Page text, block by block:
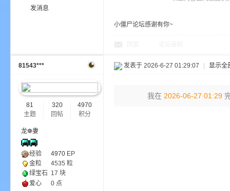
发消息
小僵尸论坛感谢有你~
81543***
81
主题
320
回帖
4970
积分
龙❁妻
经验 4970 EP
金粒
4535 粒
绿宝石 17 块
爱心
0 点
发表于 2026-6-27 01:29:07 显示全
我在 2026-06-27 01:29